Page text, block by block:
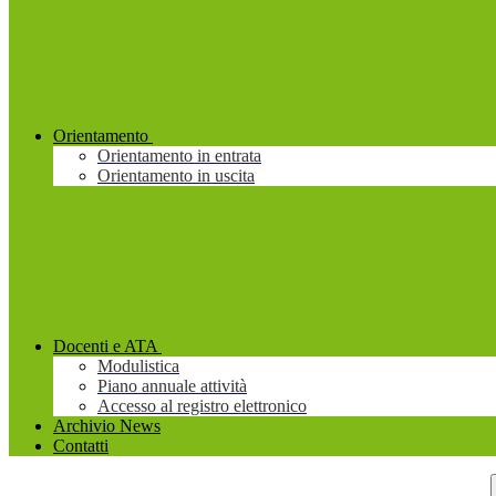
Orientamento
Orientamento in entrata
Orientamento in uscita
Docenti e ATA
Modulistica
Piano annuale attività
Accesso al registro elettronico
Archivio News
Contatti